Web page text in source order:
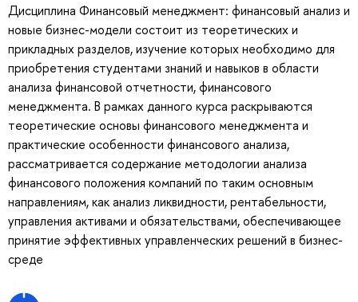
Дисциплина Финансовый менеджмент: финансовый анализ и
новые бизнес-модели состоит из теоретических и
прикладных разделов, изучение которых необходимо для
приобретения студентами знаний и навыков в области
анализа финансовой отчетности, финансового
менеджмента. В рамках данного курса раскрываются
теоретические основы финансового менеджмента и
практические особенности финансового анализа,
рассматривается содержание методологии анализа
финансового положения компаний по таким основным
направлениям, как анализ ликвидности, рентабельности,
управления активами и обязательствами, обеспечивающее
принятие эффективных управленческих решений в бизнес-
среде